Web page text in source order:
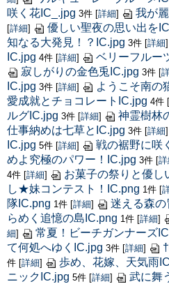
咲く花IC_.jpg 3件 [詳細] 我が
[詳細] 優しい聖夜の思い出を
知なる大発見！？IC.jpg 3件 [詳細]
IC.jpg 4件 [詳細] ベリーフルー
寂しがりの金色兎IC.jpg 3件 [
IC.jpg 3件 [詳細] ようこそ南の
愛成就とチョコレートIC.jpg 4件 [
ルグIC.jpg 3件 [詳細] 神霊樹林
仕事納めは七草とIC.jpg 3件 [詳細]
IC.jpg 5件 [詳細] 戦の裾野に咲
めよ究極のパワー！IC.jpg 3件 [詳
4件 [詳細] お菓子の祭りと優し
し★妹コンテスト！IC.png 1件 [
隊IC.png 1件 [詳細] 迷える森の
らめく追憶の島IC.png 1件 [詳細]
細] 常夏！ビーチガンナーズ
て何処へゆくIC.jpg 3件 [詳細]
件 [詳細] 歩め、花嫁、天気雨
ニックIC.jpg 5件 [詳細] 武に舞